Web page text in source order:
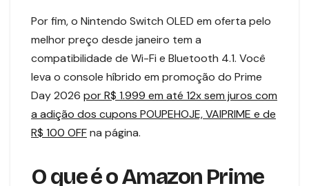
Por fim, o Nintendo Switch OLED em oferta pelo
melhor preço desde janeiro tem a
compatibilidade de Wi-Fi e Bluetooth 4.1. Você
leva o console híbrido em promoção do Prime
Day 2026 por R$ 1.999 em até 12x sem juros com
a adição dos cupons POUPEHOJE, VAIPRIME e de
R$ 100 OFFna página.
O que é o Amazon Prime